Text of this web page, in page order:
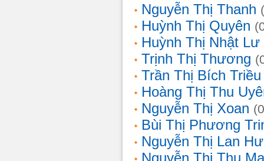
Nguyễn Thị Thanh
Huỳnh Thị Quyên
Huỳnh Thị Nhật Lư
Trịnh Thị Thương
Trần Thị Bích Triều
Hoàng Thị Thu
Nguyễn Thị Xoan
Bùi Thị Phương
Nguyễn Thị Lan
Nguyễn Thị Thu